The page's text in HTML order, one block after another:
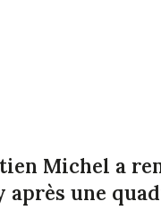
Michel a
après une